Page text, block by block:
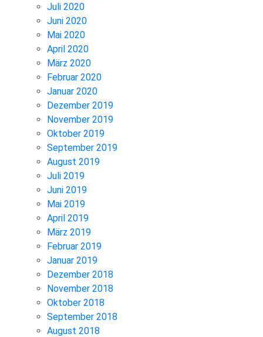
Juli 2020
Juni 2020
Mai 2020
April 2020
März 2020
Februar 2020
Januar 2020
Dezember 2019
November 2019
Oktober 2019
September 2019
August 2019
Juli 2019
Juni 2019
Mai 2019
April 2019
März 2019
Februar 2019
Januar 2019
Dezember 2018
November 2018
Oktober 2018
September 2018
August 2018